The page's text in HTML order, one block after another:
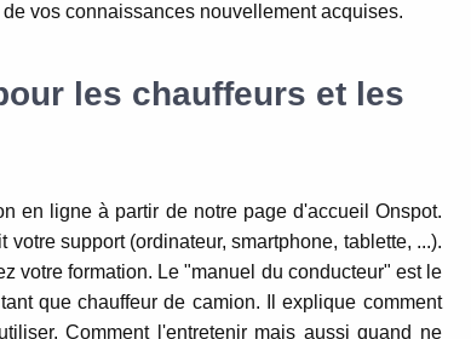
vos connaissances nouvellement acquises.
les chauffeurs et les
en ligne à partir de notre page d'accueil Onspot.
support (ordinateur, smartphone, tablette, ...).
votre formation. Le "manuel du conducteur" est le
que chauffeur de camion.
Il explique comment
Comment l'entretenir mais aussi quand ne